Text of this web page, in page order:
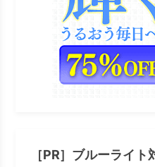
［PR］ブルーライ